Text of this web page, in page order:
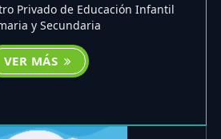
Privado de Educación Infantil
y Secundaria
VER MÁS